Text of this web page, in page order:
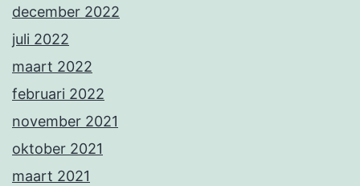
december 2022
juli 2022
maart 2022
februari 2022
november 2021
oktober 2021
maart 2021